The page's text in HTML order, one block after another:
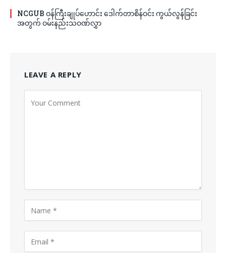
NCGUB ဝန်ကြီးချုပ်ဟောင်း ဒေါက်တာစိန်ဝင်း ကွယ်လွန်ခြင်း
အတွက် ဝမ်းနည်းသဝဏ်လွှာ
LEAVE A REPLY